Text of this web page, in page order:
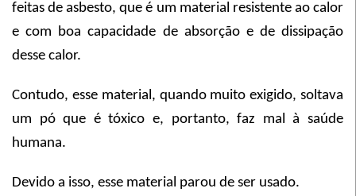
feitas de asbesto, que é um material resistente ao calor
e com boa capacidade de absorção e de dissipação
desse calor.
Contudo, esse material, quando muito exigido, soltava
um pó que é tóxico e, portanto, faz mal à saúde
humana.
Devido a isso, esse material parou de ser usado.